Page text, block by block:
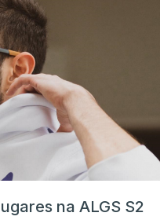
na ALGS S2